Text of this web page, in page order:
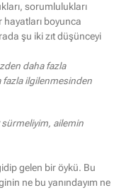
sorumlulukları
boyunca
şu iki zıt düşünceyi
daha fazla
fazla ilgilenmesinden
sürmeliyim, ailemin
gelen bir öykü. Bu
ne bu yanındayım ne